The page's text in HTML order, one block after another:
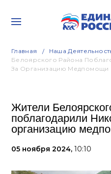
Главная Наша
Белоярского Района
За Организацию Медпомощи
Жители
поблагодарили
организацию
05 ноября 2024, 10:10